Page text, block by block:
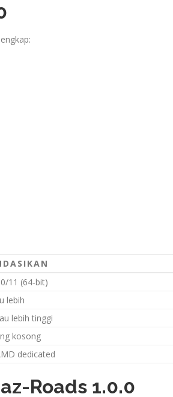
11 (64-bit)
lebih
lebih tinggi
kosong
dedicated
Roads 1.0.0